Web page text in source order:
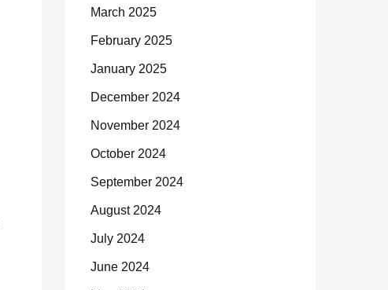
March 2025
February 2025
January 2025
December 2024
November 2024
October 2024
September 2024
August 2024
July 2024
June 2024